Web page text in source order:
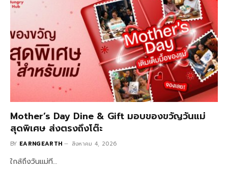
Mother’s Day Dine & Gift มอบของขวัญวันแม่
สุดพิเศษ ส่งตรงถึงโต๊ะ
BY EARNGEARTH สิงหาคม 4, 2026
ใกล้ถึงวันแม่ที…